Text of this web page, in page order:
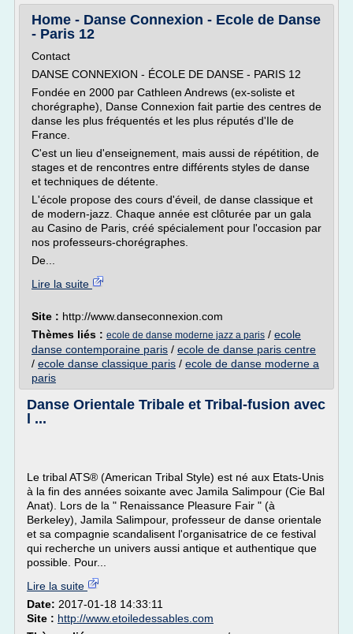
Home - Danse Connexion - Ecole de Danse
- Paris 12
Contact
DANSE CONNEXION - ÉCOLE DE DANSE - PARIS 12
Fondée en 2000 par Cathleen Andrews (ex-soliste et
chorégraphe), Danse Connexion fait partie des centres de
danse les plus fréquentés et les plus réputés d'Ile de
France.
C'est un lieu d'enseignement, mais aussi de répétition, de
stages et de rencontres entre différents styles de danse
et techniques de détente.
L'école propose des cours d'éveil, de danse classique et
de modern-jazz. Chaque année est clôturée par un gala
au Casino de Paris, créé spécialement pour l'occasion par
nos professeurs-chorégraphes.
De...
Lire la suite
Site : http://www.danseconnexion.com
Thèmes liés : ecole de danse moderne jazz a paris / ecole
danse contemporaine paris / ecole de danse paris centre
/ ecole danse classique paris / ecole de danse moderne a
paris
Danse Orientale Tribale et Tribal-fusion avec
l ...
Le tribal ATS® (American Tribal Style) est né aux Etats-Unis
à la fin des années soixante avec Jamila Salimpour (Cie Bal
Anat). Lors de la " Renaissance Pleasure Fair " (à
Berkeley), Jamila Salimpour, professeur de danse orientale
et sa compagnie scandalisent l'organisatrice de ce festival
qui recherche un univers aussi antique et authentique que
possible. Pour...
Lire la suite
Date: 2017-01-18 14:33:11
Site : http://www.etoiledessables.com